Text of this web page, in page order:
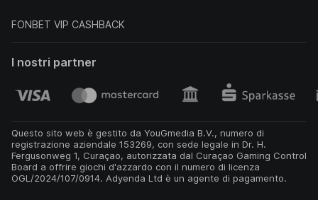
FONBET VIP CASHBACK
I nostri partner
Questo sito web è gestito da YouGmedia B.V., numero di
registrazione aziendale 153269, con sede legale in Dr. H.
Fergusonweg 1, Curaçao, autorizzata dal Curaçao Gaming Control
Board a offrire giochi d'azzardo con il numero di licenza
OGL/2024/107/0914. Adyenda Ltd è un agente di pagamento.